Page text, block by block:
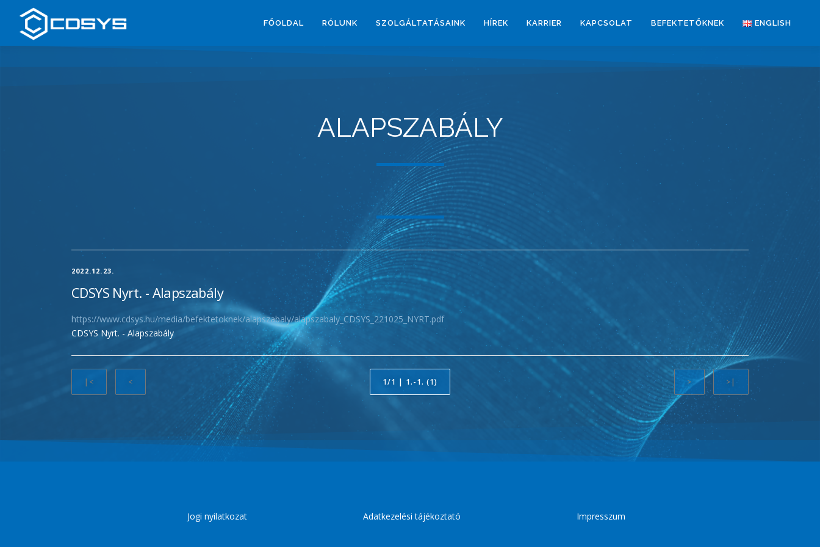
FŐOLDAL RÓLUNK SZOLGÁLTATÁSAINK HÍREK KARRIER KAPCSOLAT BEFEKTETŐKNEK ENGLISH
ALAPSZABÁLY
2022.12.23.
CDSYS Nyrt. - Alapszabály
https://www.cdsys.hu/media/befektetoknek/alapszabaly/alapszabaly_CDSYS_221025_NYRT.pdf
CDSYS Nyrt. - Alapszabály
|< < 1/1 | 1.-1. (1) > >|
Jogi nyilatkozat Adatkezelési tájékoztató Impresszum